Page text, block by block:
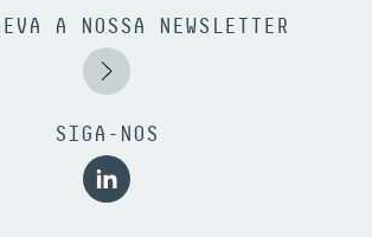
A NOSSA NEWSLETTER
SIGA-NOS